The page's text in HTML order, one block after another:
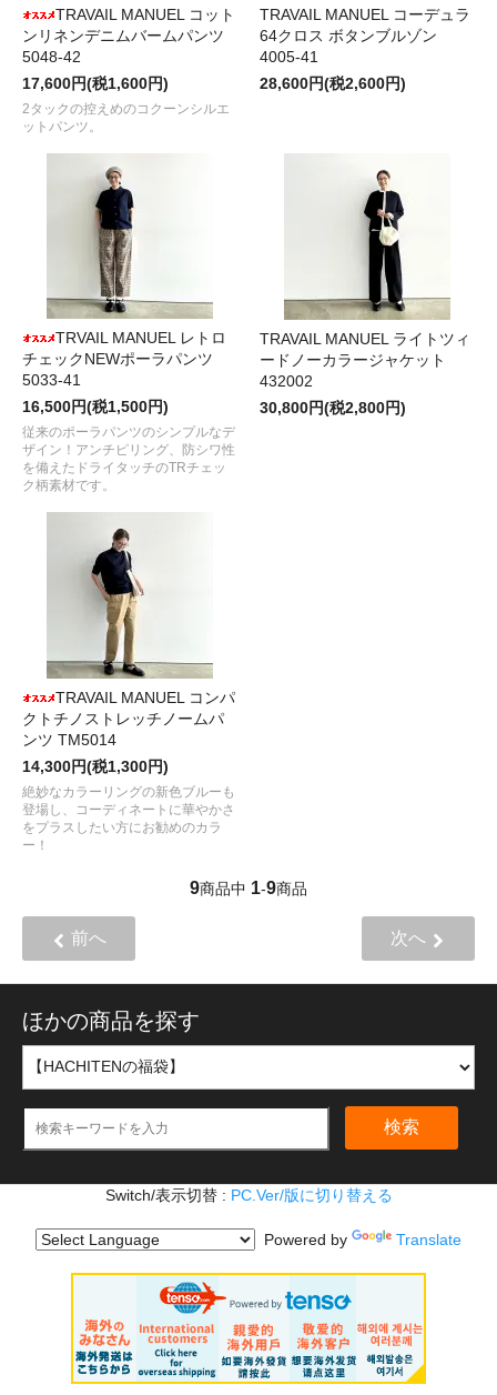
TRAVAIL MANUEL コット
ンリネンデニムバームパンツ
5048-42
17,600円(税1,600円)
2タックの控えめのコクーンシルエ
ットパンツ。
TRAVAIL MANUEL コーデュラ
64クロス ボタンブルゾン
4005-41
28,600円(税2,600円)
TRVAIL MANUEL レトロ
チェックNEWポーラパンツ
5033-41
16,500円(税1,500円)
従来のポーラパンツのシンプルなデ
ザイン！アンチピリング、防シワ性
を備えたドライタッチのTRチェッ
ク柄素材です。
TRAVAIL MANUEL ライトツィ
ードノーカラージャケット
432002
30,800円(税2,800円)
TRAVAIL MANUEL コンパ
クトチノストレッチノームパ
ンツ TM5014
14,300円(税1,300円)
絶妙なカラーリングの新色ブルーも
登場し、コーディネートに華やかさ
をプラスしたい方にお勧めのカラ
ー！
9商品中 1-9商品
前へ 次へ
ほかの商品を探す
検索
Switch/表示切替 : PC.Ver/版に切り替える
Powered by Translate